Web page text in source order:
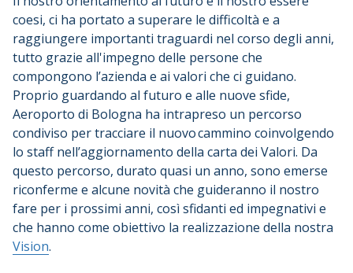
coesi, ci ha portato a superare le difficoltà e a
raggiungere importanti traguardi nel corso degli anni,
tutto grazie all'impegno delle persone che
compongono l’azienda e ai valori che ci guidano.
Proprio guardando al futuro e alle nuove sfide,
Aeroporto di Bologna ha intrapreso un percorso
condiviso per tracciare il nuovo cammino coinvolgendo
lo staff nell’aggiornamento della carta dei Valori. Da
questo percorso, durato quasi un anno, sono emerse
riconferme e alcune novità che guideranno il nostro
fare per i prossimi anni, così sfidanti ed impegnativi e
che hanno come obiettivo la realizzazione della nostra
Vision.